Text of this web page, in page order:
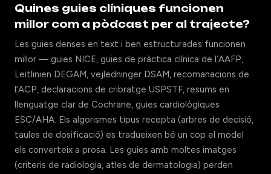
Quines guies clíniques funcionen
millor com a pòdcast per al trajecte?
Les guies denses en text i ben estructurades funcionen
millor — guies NICE, guies de pràctica clínica de l’AAFP,
Leitlinien DEGAM, vejledninger DSAM, recomanacions de
l’ACP, declaracions de cribratge USPSTF, resums en
llenguatge clar de Cochrane, guies cardiològiques
ESC/AHA. Els algorismes tipus recepta (arbres de decisió,
taules de dosificació) es tradueixen bé un cop el model
els converteix a prosa. Les guies amb moltes imatges
(criteris de radiologia, atles de dermatologia) perden